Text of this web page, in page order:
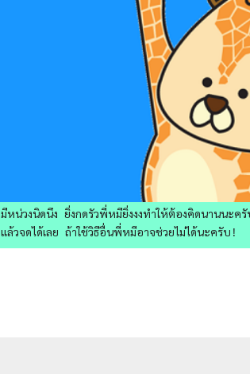
วงนิดนึง ยิ่งกดรัวพี่หมียิ่งงงทำให้ต้องคิดนานนะครั
ล้วจดได้เลย ถ้าใช้วิธีอื่นพี่หมีอาจช่วยไม่ได้นะครับ!